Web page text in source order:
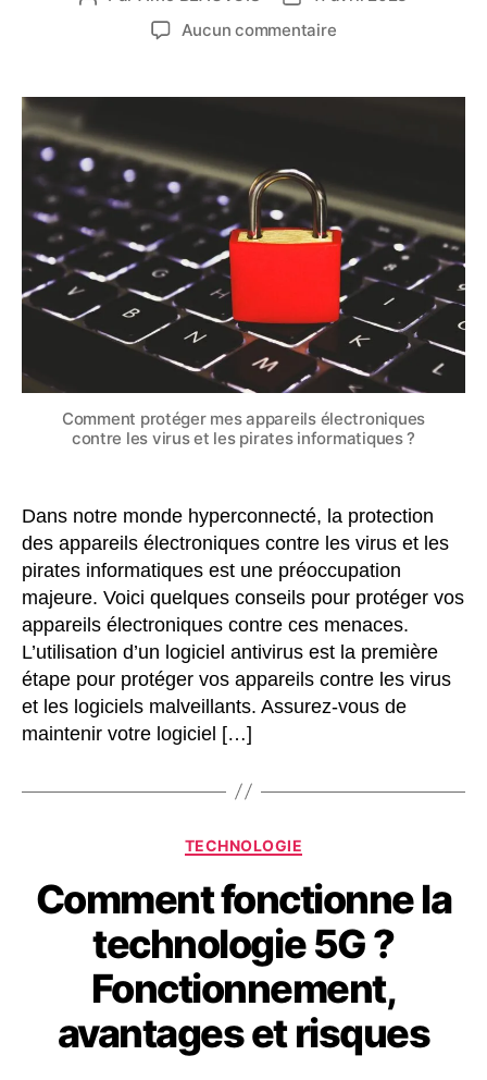
de
Aucun commentairesur
mes
les
virus
et
les
pirates
informatiques
Comment protéger mes appareils électroniques
contre les virus et les pirates informatiques ?
Dans notre monde hyperconnecté, la protection
des appareils électroniques contre les virus et les
pirates informatiques est une préoccupation
majeure. Voici quelques conseils pour protéger vos
appareils électroniques contre ces menaces.
L’utilisation d’un logiciel antivirus est la première
étape pour protéger vos appareils contre les virus
et les logiciels malveillants. Assurez-vous de
maintenir votre logiciel […]
Catégories
TECHNOLOGIE
Comment fonctionne la
technologie 5G ?
Fonctionnement,
avantages et risques